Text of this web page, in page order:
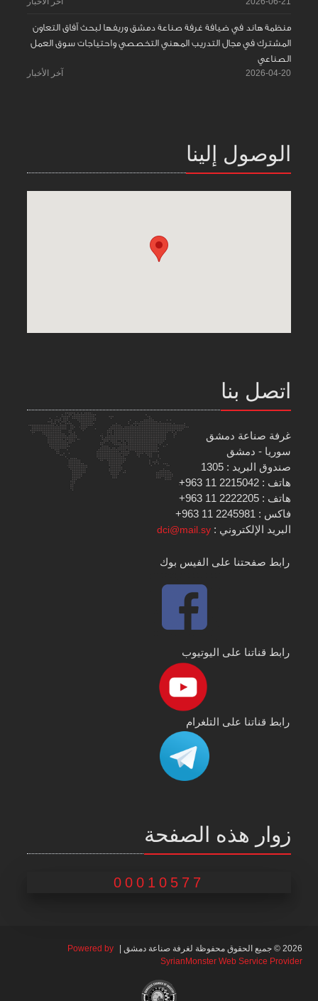
منظمة هاند في ضيافة غرفة صناعة دمشق وريفها لبحث آفاق التعاون
المشترك في مجال التدريب المهني التخصصي واحتياجات سوق العمل
الصناعي
2026-04-20 آخر الأخبار
الوصول إلينا
اتصل بنا
غرفة صناعة دمشق
سوريا - دمشق
صندوق البريد : 1305
هاتف : 2215042 11 963+
هاتف : 2222205 11 963+
فاكس : 2245981 11 963+
البريد الإلكتروني :dci@mail.sy
رابط صفحتنا على الفيس بوك
رابط قناتنا على اليوتيوب
رابط قناتنا على التلغرام
زوار هذه الصفحة
00010577
2026 © جميع الحقوق محفوظة لغرفة صناعة دمشق |
Powered by
SyrianMonster Web Service Provider